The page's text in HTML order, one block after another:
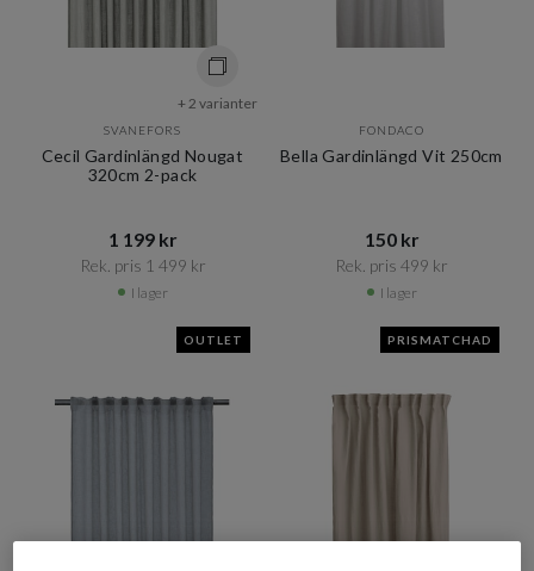
+ 2 varianter
SVANEFORS
Cecil Gardinlängd Nougat
320cm 2-pack
1 199 kr​​
Rek. pris 1 499 kr​​
I lager
FONDACO
Bella Gardinlängd Vit 250cm
150 kr​​
Rek. pris 499 kr​​
I lager
OUTLET PRISMATCHAD